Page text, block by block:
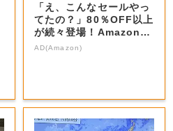
「え、こんなセールやっ
てたの？」80％OFF以上
が続々登場！Amazonの
本気が...
AD(Amazon)